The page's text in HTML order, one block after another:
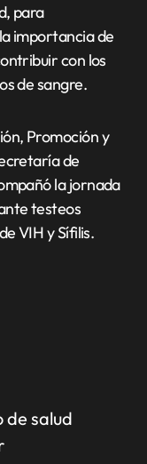
para
importancia de
con los
de sangre.
Promoción y
de
la jornada
testeos
VIH y Sífilis.
de salud